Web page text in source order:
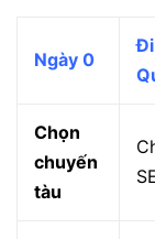
Ngày 0
Đi
Chọn
chuyến
tàu